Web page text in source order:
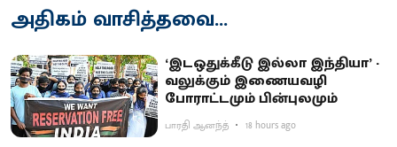
அதிகம் வாசித்தவை...
‘இடஒதுக்கீடு இல்லா இந்தியா’ -
வலுக்கும் இணையவழி
போராட்டமும் பின்புலமும்
பாரதி ஆனந்த் 18 hours ago